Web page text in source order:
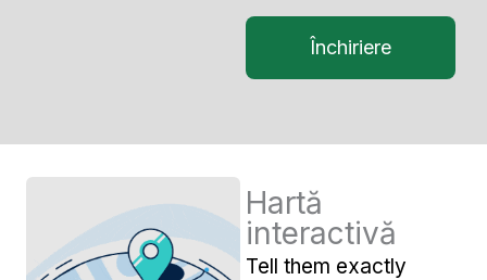
Închiriere
Hartă
interactivă
Tell them exactly